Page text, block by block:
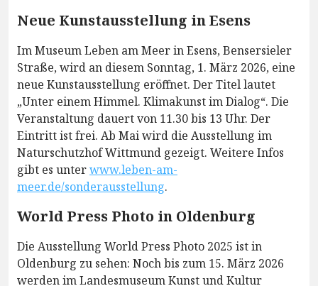
Neue Kunstausstellung in Esens
Im Museum Leben am Meer in Esens, Bensersieler
Straße, wird an diesem Sonntag, 1. März 2026, eine
neue Kunstausstellung eröffnet. Der Titel lautet
„Unter einem Himmel. Klimakunst im Dialog“. Die
Veranstaltung dauert von 11.30 bis 13 Uhr. Der
Eintritt ist frei. Ab Mai wird die Ausstellung im
Naturschutzhof Wittmund gezeigt. Weitere Infos
gibt es unterwww.leben-am-
meer.de/sonderausstellung.
World Press Photo in Oldenburg
Die Ausstellung World Press Photo 2025 ist in
Oldenburg zu sehen: Noch bis zum 15. März 2026
werden im Landesmuseum Kunst und Kultur